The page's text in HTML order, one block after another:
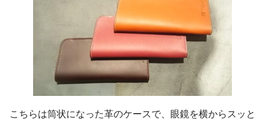
こちらは筒状になった革のケースで、眼鏡を横からスッと